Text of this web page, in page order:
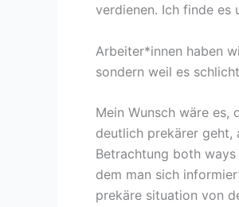
verdienen. Ich finde es
Arbeiter*innen haben
sondern weil es
Mein Wunsch wäre es,
deutlich prekärer geht,
Betrachtung both
dem man sich
prekäre situation von